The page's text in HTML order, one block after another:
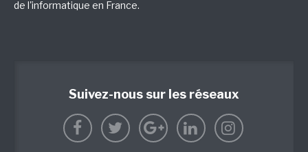
de l'informatique en France.
Suivez-nous sur les réseaux